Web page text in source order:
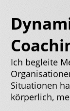
Ich begleite
Situationen
körperlich,